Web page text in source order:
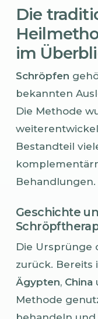
Die
im
Schröpfen
bekannten
Die Methode
Bestandteil
Behandlungen.
Geschichte
Die Ursprünge
zurück. Bereits
Ägypten, China
Methode